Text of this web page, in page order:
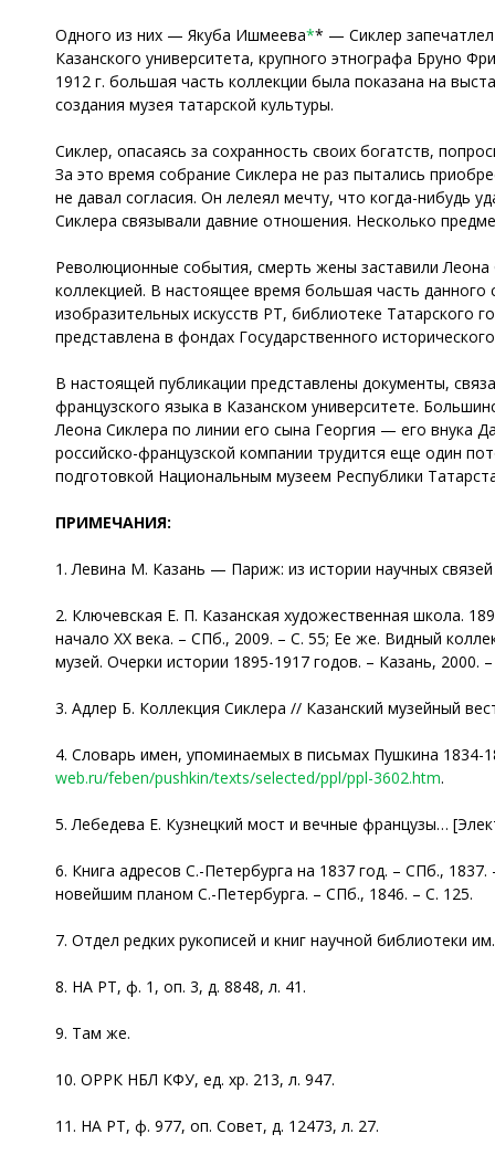
Одного из них — Якуба Ишмеева** — Сиклер
Казанского университета, крупного этнографа Бруно
1912 г. большая часть коллекции была показана на
создания музея татарской культуры.
Сиклер, опасаясь за сохранность своих богатств,
За это время собрание Сиклера не раз пытались
не давал согласия. Он лелеял мечту, что когда-нибудь
Сиклера связывали давние отношения. Несколько
Революционные события, смерть жены заставили Леона
коллекцией. В настоящее время большая часть
изобразительных искусств РТ, библиотеке Татарского
представлена в фондах Государственного
В настоящей публикации представлены документы,
французского языка в Казанском университете.
Леона Сиклера по линии его сына Георгия — его
российско-французской компании трудится еще один
подготовкой Национальным музеем Республики
ПРИМЕЧАНИЯ:
1. Левина М. Казань — Париж: из истории научных
2. Ключевская Е. П. Казанская художественная школа.
начало XX века. – СПб., 2009. – С. 55; Ее же. Видный
музей. Очерки истории 1895-1917 годов. – Казань, 2000.
3. Адлер Б. Коллекция Сиклера // Казанский музейный
4. Словарь имен, упоминаемых в письмах Пушкина
web.ru/feben/pushkin/texts/selected/ppl/ppl-3602.htm.
5. Лебедева Е. Кузнецкий мост и вечные французы…
6. Книга адресов С.-Петербурга на 1837 год. – СПб.,
новейшим планом С.-Петербурга. – СПб., 1846. – С. 125.
7. Отдел редких рукописей и книг научной библиотеки
8. НА РТ, ф. 1, оп. 3, д. 8848, л. 41.
9. Там же.
10. ОРРК НБЛ КФУ, ед. хр. 213, л. 947.
11. НА РТ, ф. 977, оп. Совет, д. 12473, л. 27.